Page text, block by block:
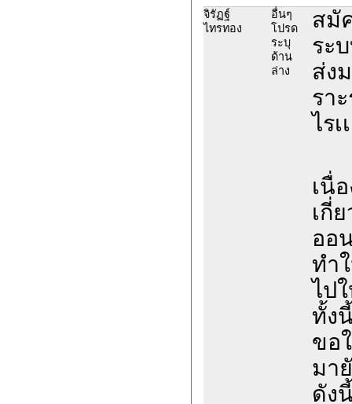
จิรัฏฐ์
ไทรทอง
อื่นๆ
โปรด
ระบุ
ด้าน
ล่าง
สมั
ระ
ส่ง
รา
ไร
เนื่
เกี่
ออ
ทำ
ไป
ทั้ง
ขอ
มา
ดัง